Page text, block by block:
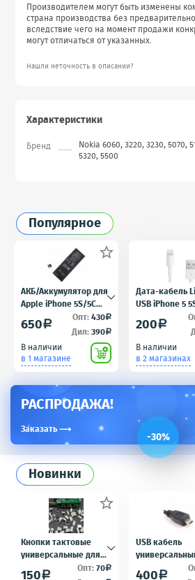
Производителем могут быть изменены
страна производства без
вследствие чего на момент продажи
могут отличаться от указанных.
Нашли неточность в описании?
Характеристики
Бренд
Nokia 6060, 3220, 3230, 5070,
5320, 5500
Популярное

АКБ/Аккумулятор для
Apple iPhone 5S/5C
(Айфон 5C/5Ц) тех.
упак. OEM
650a Опт:430a
Дил:390a
В наличии
в 1 магазине
Дата-кабель
USB iPhone 5
для iPad 4
iPad Air - AA
200a
В наличии
в 2 магазинах
РАСПРОДАЖА!
Заказать⟶
-30%
Новинки

Кнопки тактовые
универсальные для
ремонта брелоков
150a Опт:70a
USB кабель
UC-E6 UC-E16
400a